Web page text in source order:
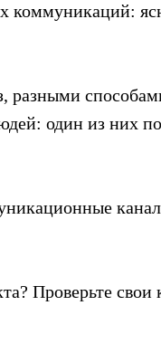
коммуникаций:
разными
один из них
Проверьте